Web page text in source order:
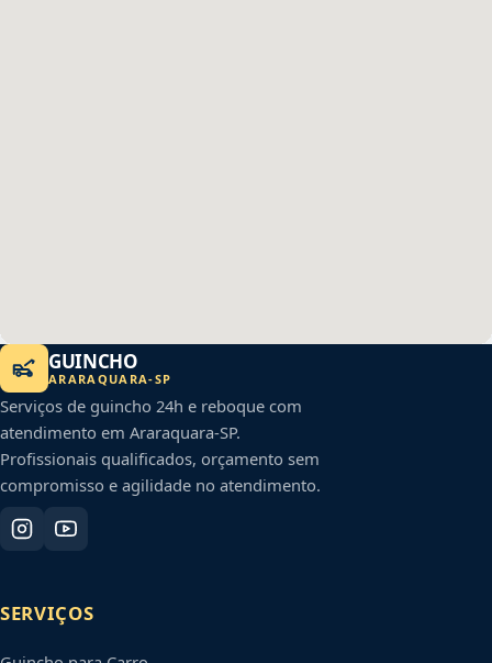
GUINCHO
ARARAQUARA-SP
Serviços de guincho 24h e reboque com
atendimento em Araraquara-SP.
Profissionais qualificados, orçamento sem
compromisso e agilidade no atendimento.
SERVIÇOS